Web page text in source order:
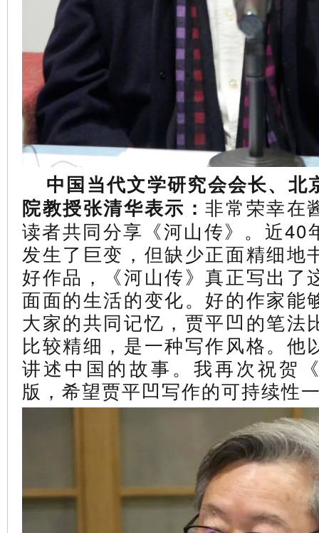
中国当代文学研究会会长、北
院教授张清华表示：非常荣幸在
读者共同分享《河山传》。近40
发生了巨变，但缺少正面精细地
好作品，《河山传》真正写出了
面面的生活的变化。好的作家能
大家的共同记忆，贾平凹的笔法
比较精细，是一种写作风格。他
讲述中国的故事。我再次祝贺
版，希望贾平凹写作的可持续性